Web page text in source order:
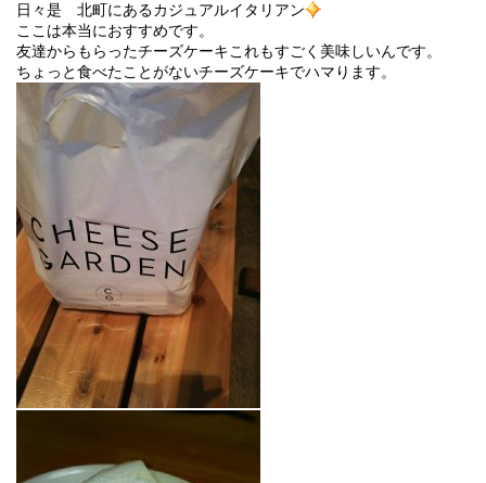
日々是 北町にあるカジュアルイタリアン
ここは本当におすすめです。
友達からもらったチーズケーキこれもすごく美味しいんです。
ちょっと食べたことがないチーズケーキでハマります。